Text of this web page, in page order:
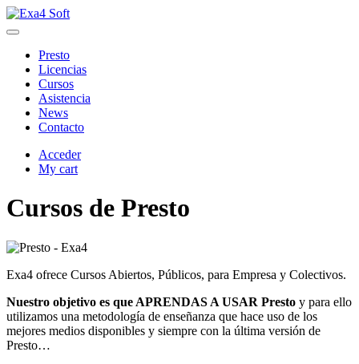
Presto
Licencias
Cursos
Asistencia
News
Contacto
Acceder
My cart
Cursos de Presto
Exa4 ofrece Cursos Abiertos, Públicos, para Empresa y Colectivos.
Nuestro objetivo es que APRENDAS A USAR Presto y para ello
utilizamos una metodología de enseñanza que hace uso de los
mejores medios disponibles y siempre con la última versión de
Presto…